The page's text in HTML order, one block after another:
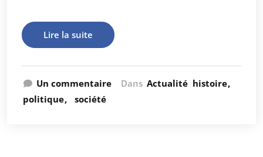
Lire la suite
Un commentaire Dans Actualité histoire
politique
société